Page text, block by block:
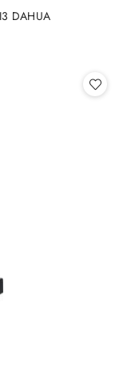
DAHUA